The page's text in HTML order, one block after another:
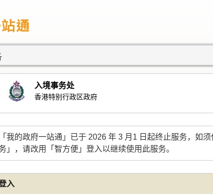
入境事务处
香港特别行政区政府
「我的政府一站通」已于 2026 年 3 月1 日起终止服务，如
」，请改用「智方便」登入以继续使用此服务。
入